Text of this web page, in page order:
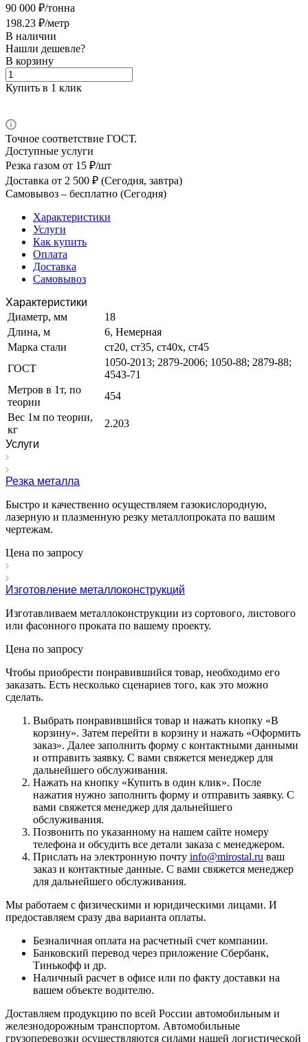
90 000 ₽/тонна
198.23 ₽/метр
В наличии
Нашли дешевле?
В корзину
Купить в 1 клик
Точное соответствие ГОСТ.
Доступные услуги
Резка газом от 15 ₽/шт
Доставка от 2 500 ₽ (Сегодня, завтра)
Самовывоз – бесплатно (Сегодня)
Характеристики
Услуги
Как купить
Оплата
Доставка
Самовывоз
Характеристики
Диаметр, мм
18
Длина, м
6, Немерная
Марка стали
ст20, ст35, ст40х, ст45
ГОСТ
1050-2013; 2879-2006; 1050-88; 2879-88;
4543-71
Метров в 1т, по
теории
454
Вес 1м по теории,
кг
2.203
Услуги
Резка металла
Быстро и качественно осуществляем газокислородную,
лазерную и плазменную резку металлопроката по вашим
чертежам.
Цена по запросу
Изготовление металлоконструкций
Изготавливаем металлоконструкции из сортового, листового
или фасонного проката по вашему проекту.
Цена по запросу
Чтобы приобрести понравившийся товар, необходимо его
заказать. Есть несколько сценариев того, как это можно
сделать.
Выбрать понравившийся товар и нажать кнопку «В
корзину». Затем перейти в корзину и нажать «Оформить
заказ». Далее заполнить форму с контактными данными
и отправить заявку. С вами свяжется менеджер для
дальнейшего обслуживания.
Нажать на кнопку «Купить в один клик». После
нажатия нужно заполнить форму и отправить заявку. С
вами свяжется менеджер для дальнейшего
обслуживания.
Позвонить по указанному на нашем сайте номеру
телефона и обсудить все детали заказа с менеджером.
Прислать на электронную почту info@mirostal.ru ваш
заказ и контактные данные. С вами свяжется менеджер
для дальнейшего обслуживания.
Мы работаем с физическими и юридическими лицами. И
предоставляем сразу два варианта оплаты.
Безналичная оплата на расчетный счет компании.
Банковский перевод через приложение Сбербанк,
Тинькофф и др.
Наличный расчет в офисе или по факту доставки на
вашем объекте водителю.
Доставляем продукцию по всей России автомобильным и
железнодорожным транспортом. Автомобильные
грузоперевозки осуществляются силами нашей логистической